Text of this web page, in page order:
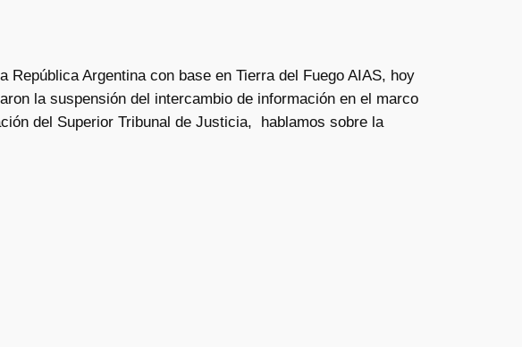
Argentina con base en Tierra del Fuego AIAS, hoy
la suspensión del intercambio de información en el marco
del Superior Tribunal de Justicia, hablamos sobre la